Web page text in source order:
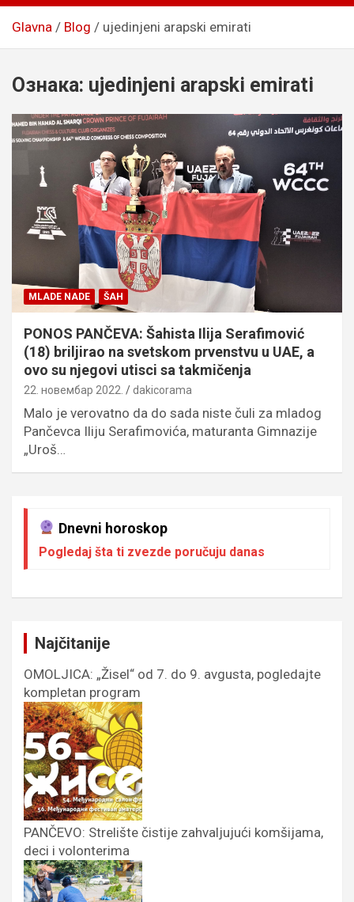
Glavna Blog ujedinjeni arapski emirati
Ознака: ujedinjeni arapski emirati
MLADE NADE ŠAH
PONOS PANČEVA: Šahista Ilija Serafimović
(18) briljirao na svetskom prvenstvu u UAE, a
ovo su njegovi utisci sa takmičenja
22. новембар 2022. dakicorama
Malo je verovatno da do sada niste čuli za mladog
Pančevca Iliju Serafimovića, maturanta Gimnazije
„Uroš…
Dnevni horoskop
Pogledaj šta ti zvezde poručuju danas
Najčitanije
OMOLJICA: „Žisel“ od 7. do 9. avgusta, pogledajte
kompletan program
PANČEVO: Strelište čistije zahvaljujući komšijama,
deci i volonterima